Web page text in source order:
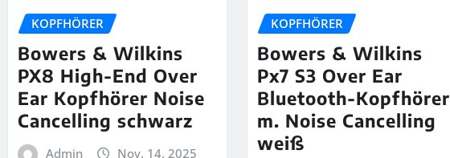
KOPFHÖRER
Bowers & Wilkins
PX8 High-End Over
Ear Kopfhörer Noise
Cancelling schwarz
Admin Nov. 14, 2025
KOPFHÖRER
Bowers & Wilkins
Px7 S3 Over Ear
Bluetooth-Kopfhörer
m. Noise Cancelling
weiß